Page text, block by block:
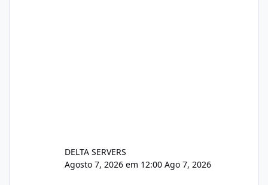
DELTA SERVERS
Agosto 7, 2026 em 12:00 Ago 7, 2026